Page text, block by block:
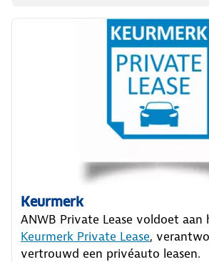
Keurmerk
ANWB Private Lease voldoet aan
Keurmerk Private Lease,
vertrouwd een privéauto leasen.